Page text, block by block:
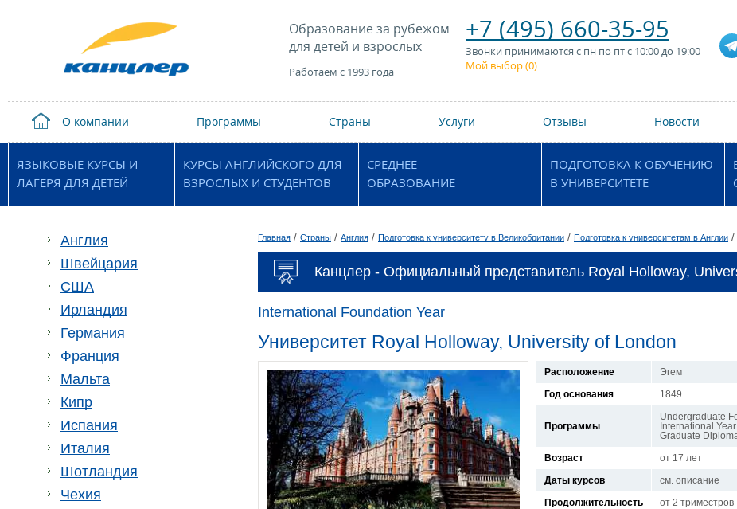
Образование за рубежом
для детей и взрослых
Работаем с 1993 года
+7 (495) 660-35-95
Звонки принимаются с пн по пт с 10:00 до 19:00
Мой выбор (0)
О компании Программы Страны Услуги Отзывы Новости
ЯЗЫКОВЫЕ КУРСЫ И
ЛАГЕРЯ ДЛЯ ДЕТЕЙ
КУРСЫ АНГЛИЙСКОГО ДЛЯ
ВЗРОСЛЫХ И СТУДЕНТОВ
СРЕДНЕЕ
ОБРАЗОВАНИЕ
ПОДГОТОВКА К ОБУЧЕНИЮ
В УНИВЕРСИТЕТЕ
Англия
Швейцария
США
Ирландия
Германия
Франция
Мальта
Кипр
Испания
Италия
Шотландия
Чехия
Главная / Страны / Англия / Подготовка к университету в Великобритании / Подготовка к университетам в Англии /
Канцлер - Официальный представитель Royal Holloway,
International Foundation Year
Университет Royal Holloway, University of London
Расположение
Эгем
Год основания
1849
Программы
Undergraduate
International
Graduate
Возраст
от 17 лет
Даты курсов
см. описание
Продолжительность
от 2 триместров